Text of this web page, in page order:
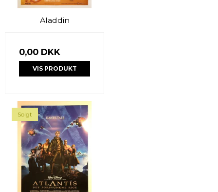
Aladdin
0,00 DKK
VIS PRODUKT
Solgt